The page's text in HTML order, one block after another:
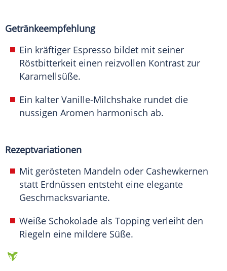
Getränkeempfehlung
Ein kräftiger Espresso bildet mit seiner
Röstbitterkeit einen reizvollen Kontrast zur
Karamellsüße.
Ein kalter Vanille-Milchshake rundet die
nussigen Aromen harmonisch ab.
Rezeptvariationen
Mit gerösteten Mandeln oder Cashewkernen
statt Erdnüssen entsteht eine elegante
Geschmacksvariante.
Weiße Schokolade als Topping verleiht den
Riegeln eine mildere Süße.